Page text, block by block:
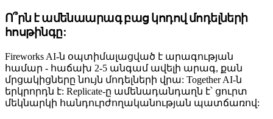
Ո՞րն է ամենաարագ բաց կոդով մոդելների
հոսթինգը:
Fireworks AI-ն օպտիմալացված է արագության
համար - հաճախ 2-5 անգամ ավելի արագ, քան
մրցակիցները նույն մոդելների վրա: Together AI-ն
երկրորդն է: Replicate-ը ամենադանդաղն է՝ ցուրտ
մեկնարկի հանդուրժողականության պատճառով: